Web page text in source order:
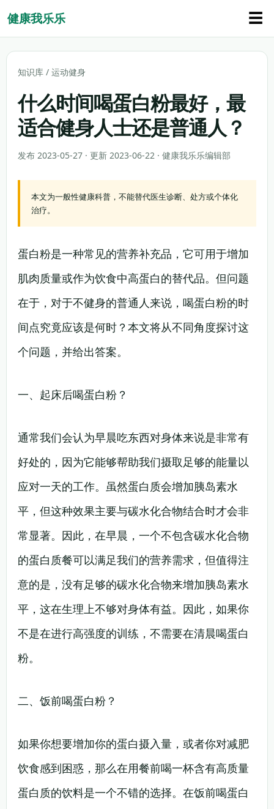
健康我乐乐 ☰
知识库 / 运动健身
什么时间喝蛋白粉最好，最
适合健身人士还是普通人？
发布 2023-05-27 · 更新 2023-06-22 · 健康我乐乐编辑部
本文为一般性健康科普，不能替代医生诊断、处方或个体化
治疗。
蛋白粉是一种常见的营养补充品，它可用于增加
肌肉质量或作为饮食中高蛋白的替代品。但问题
在于，对于不健身的普通人来说，喝蛋白粉的时
间点究竟应该是何时？本文将从不同角度探讨这
个问题，并给出答案。
一、起床后喝蛋白粉？
通常我们会认为早晨吃东西对身体来说是非常有
好处的，因为它能够帮助我们摄取足够的能量以
应对一天的工作。虽然蛋白质会增加胰岛素水
平，但这种效果主要与碳水化合物结合时才会非
常显著。因此，在早晨，一个不包含碳水化合物
的蛋白质餐可以满足我们的营养需求，但值得注
意的是，没有足够的碳水化合物来增加胰岛素水
平，这在生理上不够对身体有益。因此，如果你
不是在进行高强度的训练，不需要在清晨喝蛋白
粉。
二、饭前喝蛋白粉？
如果你想要增加你的蛋白摄入量，或者你对减肥
饮食感到困惑，那么在用餐前喝一杯含有高质量
蛋白质的饮料是一个不错的选择。在饭前喝蛋白